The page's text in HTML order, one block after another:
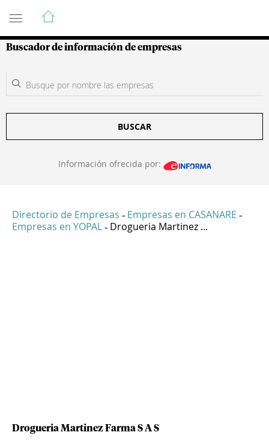
Guía de Empresas Colombianas
Buscador de información de empresas
BUSCAR
Información ofrecida por:
Directorio de Empresas - Empresas en CASANARE -
Empresas en YOPAL - Drogueria Martinez ...
Drogueria Martinez Farma S A S